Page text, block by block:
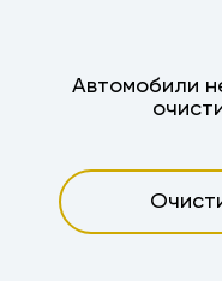
Автомобили